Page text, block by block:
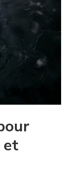
et